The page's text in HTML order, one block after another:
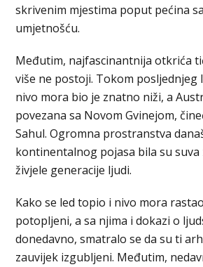
skrivenim mjestima poput pećina
umjetnošću.
Međutim, najfascinantnija otkrića
više ne postoji. Tokom posljednjeg
nivo mora bio je znatno niži, a
povezana sa Novom Gvinejom,
Sahul. Ogromna prostranstva
kontinentalnog pojasa bila su suva
živjele generacije ljudi.
Kako se led topio i nivo mora
potopljeni, a sa njima i dokazi o
donedavno, smatralo se da su ti
zauvijek izgubljeni. Međutim,